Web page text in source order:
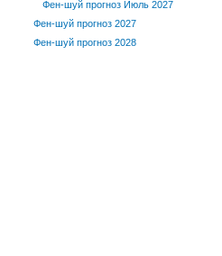
Фен-шуй прогноз Июль 2027
Фен-шуй прогноз 2027
Фен-шуй прогноз 2028